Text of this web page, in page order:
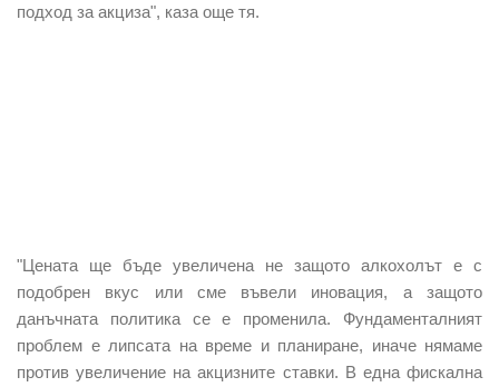
подход за акциза", каза още тя.
"Цената ще бъде увеличена не защото алкохолът е с
подобрен вкус или сме въвели иновация, а защото
данъчната политика се е променила. Фундаменталният
проблем е липсата на време и планиране, иначе нямаме
против увеличение на акцизните ставки. В една фискална